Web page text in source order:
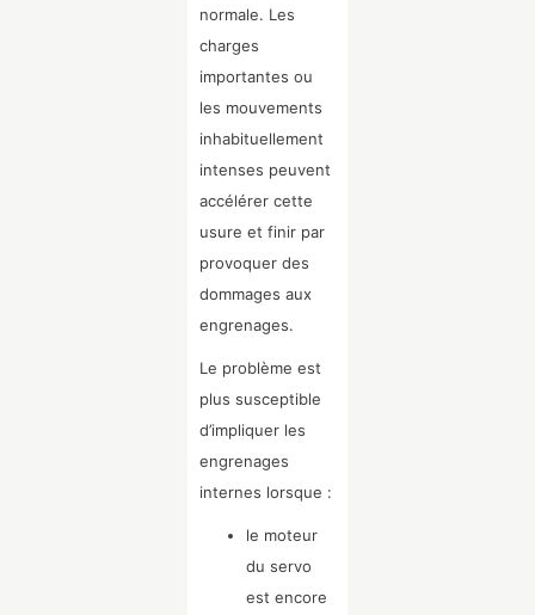
normale. Les
charges
importantes ou
les mouvements
inhabituellement
intenses peuvent
accélérer cette
usure et finir par
provoquer des
dommages aux
engrenages.
Le problème est
plus susceptible
d’impliquer les
engrenages
internes lorsque :
le moteur
du servo
est encore